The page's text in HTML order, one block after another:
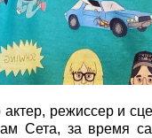
актер, режиссер и
Сета, за время